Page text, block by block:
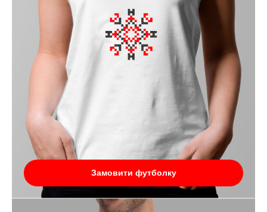
Замовити футболку